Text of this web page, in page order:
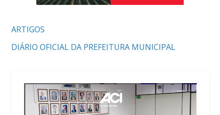
ARTIGOS
DIÁRIO OFICIAL DA PREFEITURA MUNICIPAL